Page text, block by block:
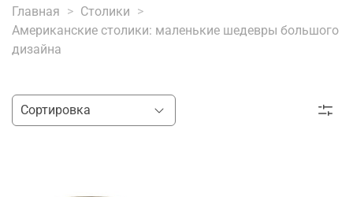
Главная
Столики
Американские столики: маленькие шедевры большого
дизайна